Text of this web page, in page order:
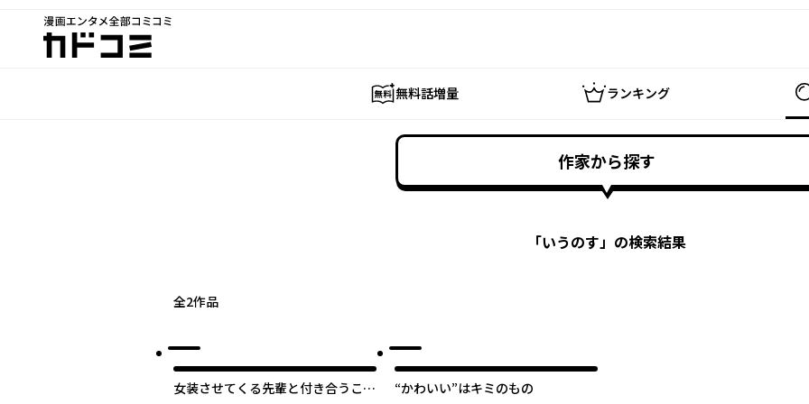
漫画エンタメ全部コミコミ
カドコミ
無料話増量 ランキング
作家から探す
「いうのす」の検索結果
全2作品
女装させてくる先輩と付き合うこと
“かわいい”はキミのもの